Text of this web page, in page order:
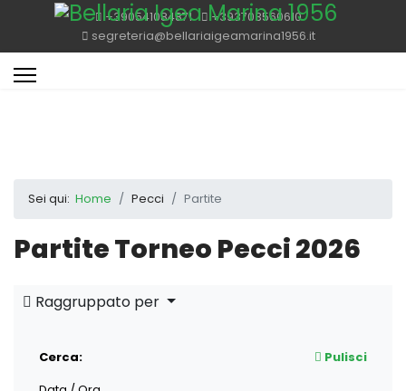
+390541084871
+393703560610
segreteria@bellariaigeamarina1956.it
Sei qui: Home Pecci Partite
Partite Torneo Pecci 2026
Raggruppato per
Cerca:
Pulisci